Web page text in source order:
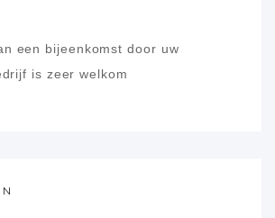
een bijeenkomst door uw
is zeer welkom